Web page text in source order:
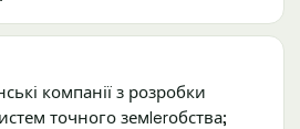
компанії з розробки
точного земlerобства;